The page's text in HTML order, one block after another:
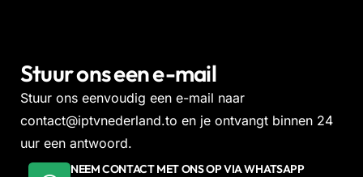
Stuur ons een e-mail
Stuur ons eenvoudig een e-mail naar
contact@iptvnederland.to en je ontvangt binnen 24
uur een antwoord.
NEEM CONTACT MET ONS OP VIA WHATSAPP